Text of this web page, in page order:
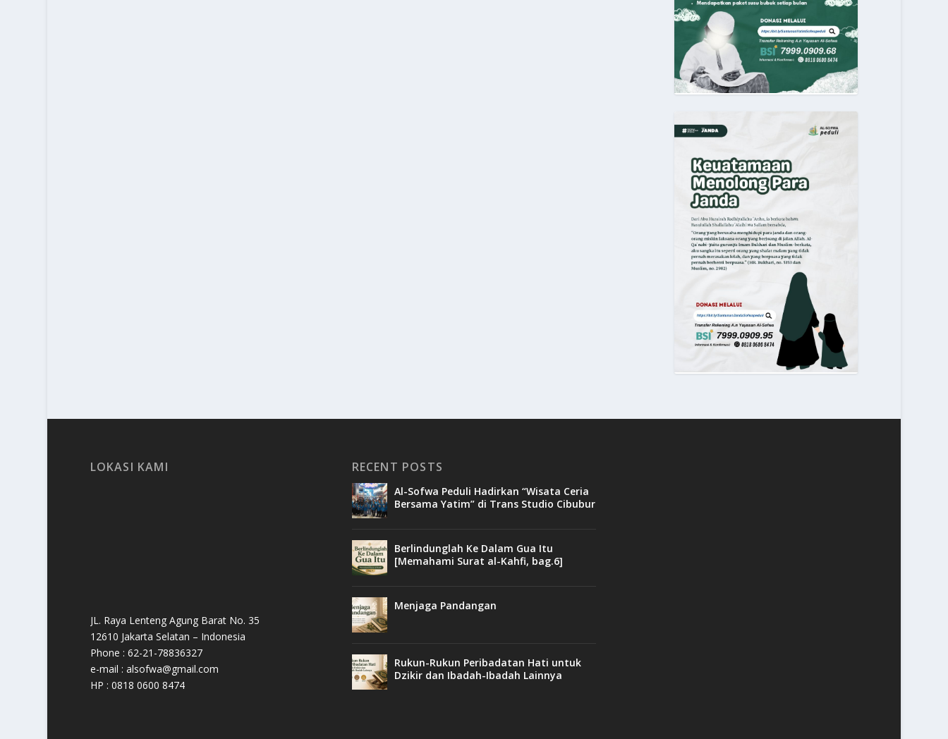
LOKASI KAMI
JL. Raya Lenteng Agung Barat No. 35
12610 Jakarta Selatan – Indonesia
Phone : 62-21-78836327
e-mail : alsofwa@gmail.com
HP : 0818 0600 8474
RECENT POSTS
Al-Sofwa Peduli Hadirkan “Wisata Ceria
Bersama Yatim” di Trans Studio Cibubur
Berlindunglah Ke Dalam Gua Itu
[Memahami Surat al-Kahfi, bag.6]
Menjaga Pandangan
Rukun-Rukun Peribadatan Hati untuk
Dzikir dan Ibadah-Ibadah Lainnya